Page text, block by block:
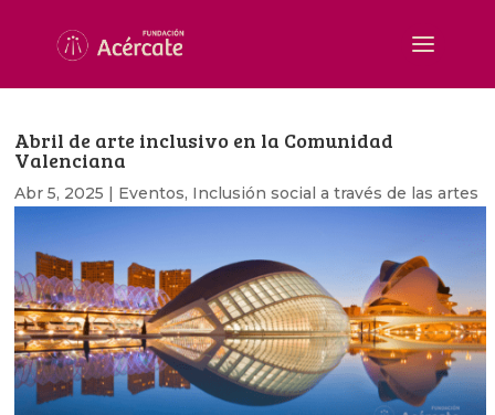
Abril de arte inclusivo en la Comunidad
Valenciana
Abr 5, 2025 | Eventos, Inclusión social a través de las artes